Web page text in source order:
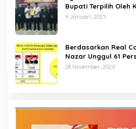
Bupati Terpilih Oleh
9 Januari, 2025
Berdasarkan Real
Nazar Unggul 61
Hanya 39 Persen
28 November, 2024